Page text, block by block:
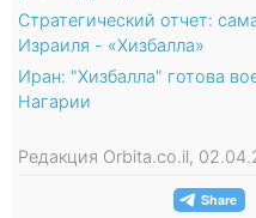
Стратегический отчет:
Израиля - «Хизбалла»
Иран: "Хизбалла" готова
Нагарии
Редакция Orbita.co.il,